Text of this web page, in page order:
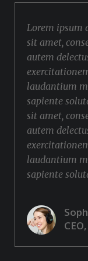
Lorem ipsum
sit amet,
autem
laudantium
sapiente
sit amet,
autem
laudantium
sapiente